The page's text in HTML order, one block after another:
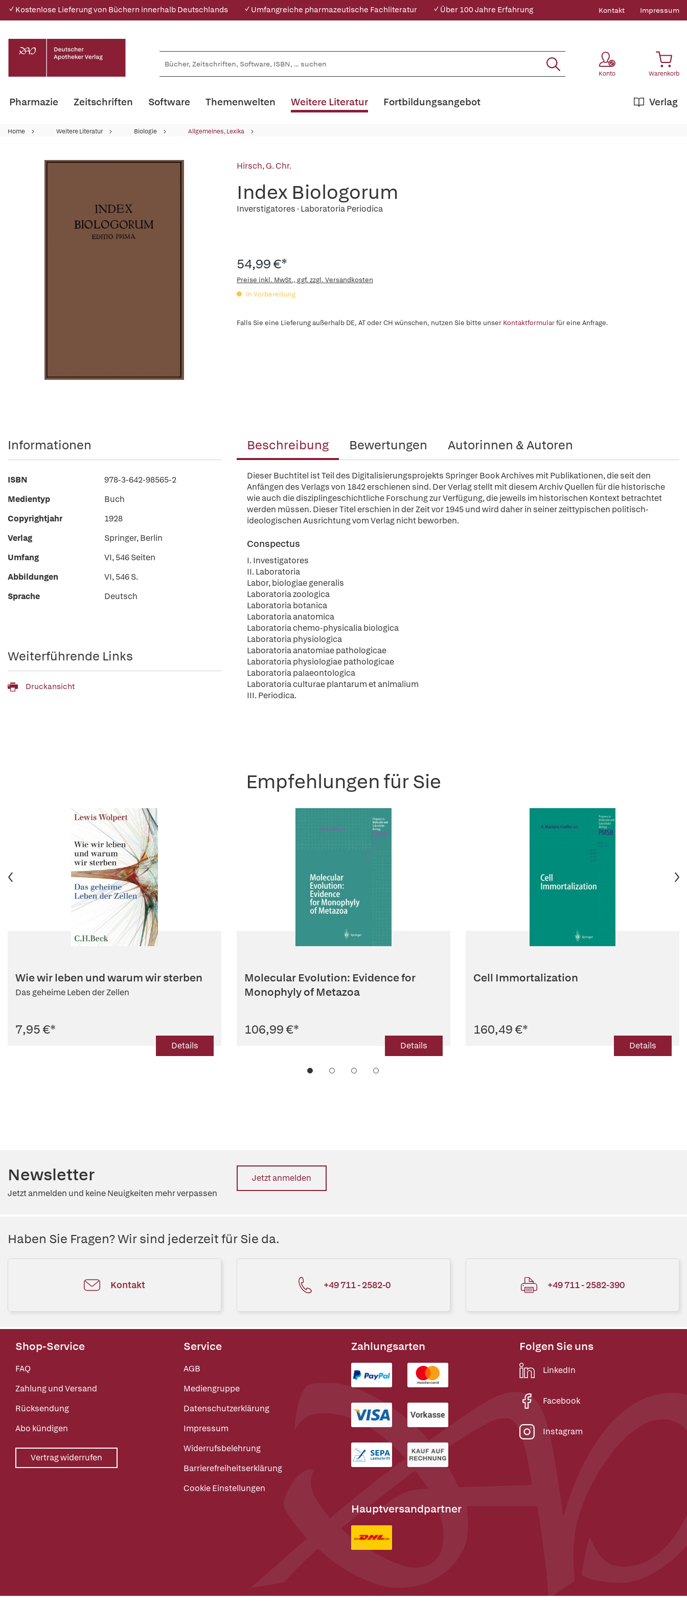
✓ Kostenlose Lieferung von Büchern innerhalb Deutschlands ✓ Umfangreiche pharmazeutische Fachliteratur ✓ Über 100 Jahre Erfahrung Kontakt Impressum
Konto Warenkorb
Pharmazie Zeitschriften Software Themenwelten Weitere Literatur Verlag
Fortbildungsangebot
Home Weitere Literatur Biologie Allgemeines, Lexika
Hirsch, G. Chr.
Index Biologorum
Inverstigatores · Laboratoria Periodica
54,99 €*
Preise inkl. MwSt., ggf. zzgl. Versandkosten
in Vorbereitung
Falls Sie eine Lieferung außerhalb DE, AT oder CH wünschen, nutzen Sie bitte unser Kontaktformularfür eine Anfrage.
Beschreibung Bewertungen Autorinnen & Autoren
Dieser Buchtitel ist Teil des Digitalisierungsprojekts Springer Book Archives mit Publikationen, die seit den
Anfängen des Verlags von 1842 erschienen sind. Der Verlag stellt mit diesem Archiv Quellen für die historische
wie auch die disziplingeschichtliche Forschung zur Verfügung, die jeweils im historischen Kontext betrachtet
werden müssen. Dieser Titel erschien in der Zeit vor 1945 und wird daher in seiner zeittypischen politisch-
ideologischen Ausrichtung vom Verlag nicht beworben.
Conspectus
I. Investigatores
II. Laboratoria
Labor, biologiae generalis
Laboratoria zoologica
Laboratoria botanica
Laboratoria anatomica
Laboratoria chemo-physicalia biologica
Laboratoria physiologica
Laboratoria anatomiae pathologicae
Laboratoria physiologiae pathologicae
Laboratoria palaeontologica
Laboratoria culturae plantarum et animalium
III. Periodica.
Informationen
ISBN
978-3-642-98565-2
Medientyp
Buch
Copyrightjahr
1928
Verlag
Springer, Berlin
Umfang
VI, 546 Seiten
Abbildungen
VI, 546 S.
Sprache
Deutsch
Weiterführende Links
Druckansicht
Empfehlungen für Sie
Wie wir leben und warum wir sterben
Das geheime Leben der Zellen
7,95 €*
Details
Molecular Evolution: Evidence for
Monophyly of Metazoa
106,99 €*
Details
Cell Immortalization
160,49 €*
Details
Newsletter
Jetzt anmelden und keine Neuigkeiten mehr verpassen
Jetzt anmelden
Haben Sie Fragen? Wir sind jederzeit für Sie da.
Kontakt +49 711 - 2582-0 +49 711 - 2582-390
Shop-Service
FAQ
Zahlung und Versand
Rücksendung
Abo kündigen
Vertrag widerrufen
Service
AGB
Mediengruppe
Datenschutzerklärung
Impressum
Widerrufsbelehrung
Barrierefreiheitserklärung
Cookie Einstellungen
Zahlungsarten
Hauptversandpartner
Folgen Sie uns
LinkedIn
Facebook
Instagram